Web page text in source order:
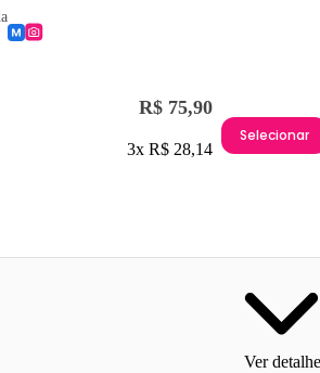
R$ 75,90
3x R$ 28,14
Selecionar
Ver